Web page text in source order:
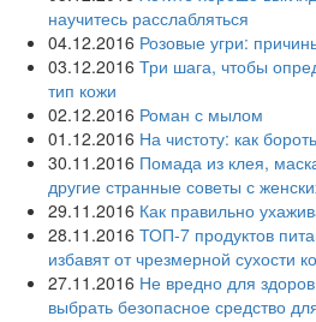
научитесь расслабляться
04.12.2016 Розовые угри:
03.12.2016 Три шага, чтобы
тип кожи
02.12.2016 Роман с мылом
01.12.2016 На чистоту: как
30.11.2016 Помада из клея,
другие странные советы с
29.11.2016 Как правильно
28.11.2016 ТОП-7 продуктов
избавят от чрезмерной сухости
27.11.2016 Не вредно для
выбрать безопасное средство